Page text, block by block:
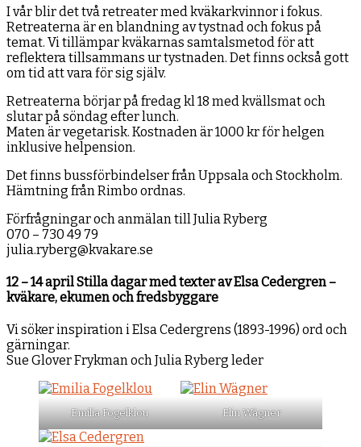
I vår blir det två retreater med kväkarkvinnor i fokus.
Retreaterna är en blandning av tystnad och fokus på
temat. Vi tillämpar kväkarnas samtalsmetod för att
reflektera tillsammans ur tystnaden. Det finns också gott
om tid att vara för sig själv.
Retreaterna börjar på fredag kl 18 med kvällsmat och
slutar på söndag efter lunch.
Maten är vegetarisk. Kostnaden är 1000 kr för helgen
inklusive helpension.
Det finns bussförbindelser från Uppsala och Stockholm.
Hämtning från Rimbo ordnas.
Förfrågningar och anmälan till Julia Ryberg
070 – 730 49 79
julia.ryberg@kvakare.se
12 – 14 april Stilla dagar med texter av Elsa Cedergren –
kväkare, ekumen och fredsbyggare
Vi söker inspiration i Elsa Cedergrens (1893-1996) ord och
gärningar.
Sue Glover Frykman och Julia Ryberg leder
Emilia Fogelklou Elin Wägner